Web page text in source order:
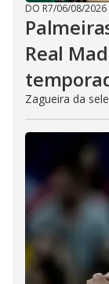
DO R7/06/08/2026
Real
Zagueira da